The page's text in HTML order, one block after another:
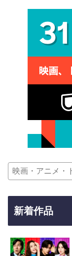
新着作品